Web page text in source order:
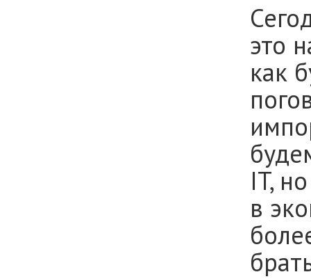
это
как
IT,
в